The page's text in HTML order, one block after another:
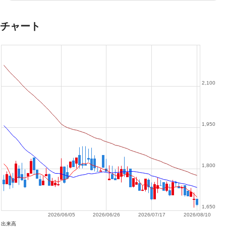
チャート
2026/08/10
2026/07/17
2026/06/26
2026/06/05
1,650
1,800
1,950
2,100
出来高